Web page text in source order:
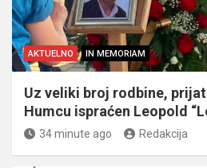
AKTUELNO IN MEMORIAM
Uz veliki broj rodbine,
Humcu ispraćen Leopold
34 minute ago Redakcija